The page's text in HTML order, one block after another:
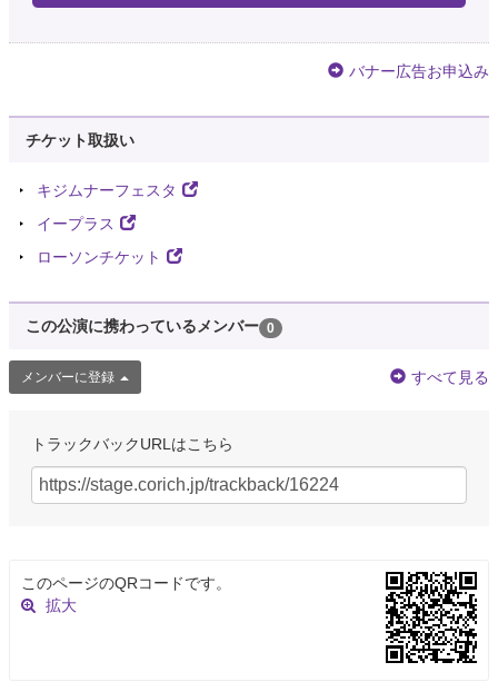
バナー広告お申込み
チケット取扱い
キジムナーフェスタ
イープラス
ローソンチケット
この公演に携わっているメンバー 0
メンバーに登録 すべて見る
トラックバックURLはこちら
このページのQRコードです。
拡大